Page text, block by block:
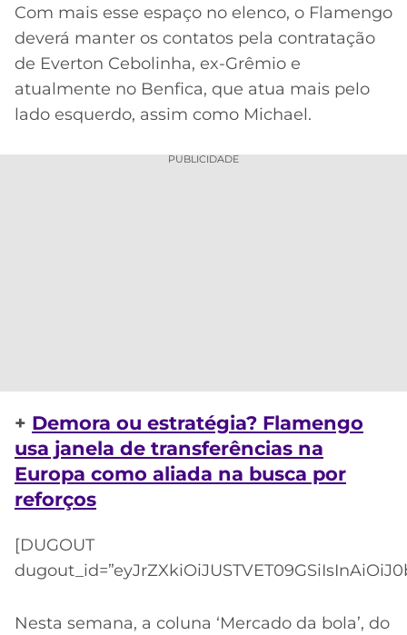
Com mais esse espaço no elenco, o Flamengo
deverá manter os contatos pela contratação
de Everton Cebolinha, ex-Grêmio e
atualmente no Benfica, que atua mais pelo
lado esquerdo, assim como Michael.
PUBLICIDADE
+ Demora ou estratégia? Flamengo
usa janela de transferências na
Europa como aliada na busca por
reforços
[DUGOUT
Nesta semana, a coluna ‘Mercado da bola’, do